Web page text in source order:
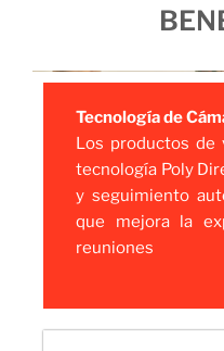
Tecnología de
Los productos de
tecnología Poly
y seguimiento
que mejora la
reuniones